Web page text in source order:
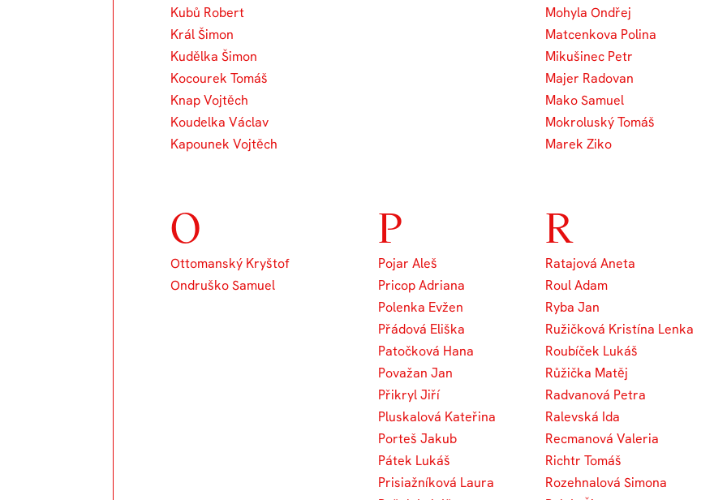
Kubů Robert
Král Šimon
Kudělka Šimon
Kocourek Tomáš
Knap Vojtěch
Koudelka Václav
Kapounek Vojtěch
Mohyla Ondřej
Matcenkova Polina
Mikušinec Petr
Majer Radovan
Mako Samuel
Mokroluský Tomáš
Marek Ziko
O
Ottomanský Kryštof
Ondruško Samuel
P
Pojar Aleš
Pricop Adriana
Polenka Evžen
Přádová Eliška
Patočková Hana
Považan Jan
Přikryl Jiří
Pluskalová Kateřina
Porteš Jakub
Pátek Lukáš
Prisiažníková Laura
R
Ratajová Aneta
Roul Adam
Ryba Jan
Ružičková Kristína Lenka
Roubíček Lukáš
Růžička Matěj
Radvanová Petra
Ralevská Ida
Recmanová Valeria
Richtr Tomáš
Rozehnalová Simona